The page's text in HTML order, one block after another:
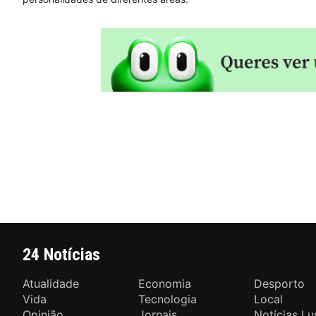
24 Notícias
Atualidade Economia
Desporto
Vida
Tecnologia
Local